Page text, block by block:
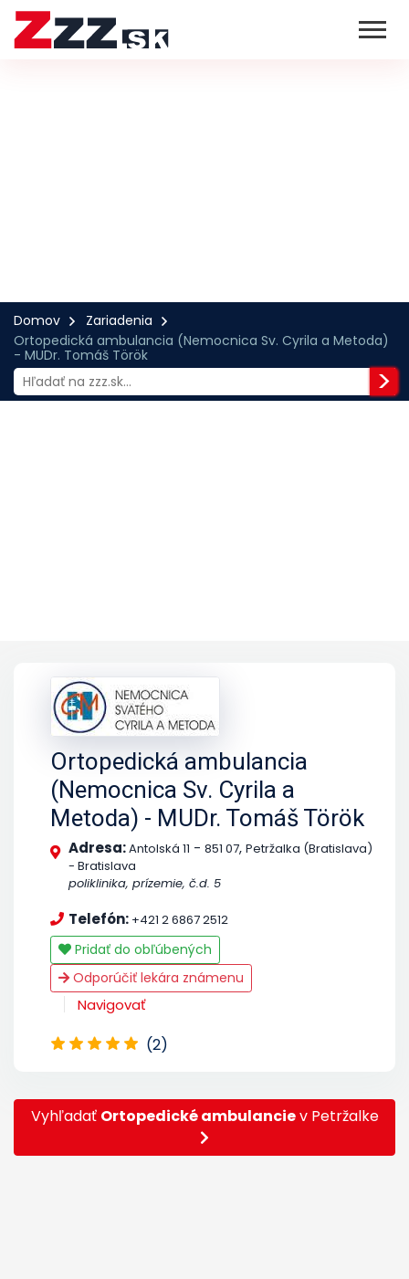
Domov
Zariadenia
Ortopedická ambulancia (Nemocnica Sv. Cyrila a Metoda)
- MUDr. Tomáš Török
Ortopedická ambulancia
(Nemocnica Sv. Cyrila a
Metoda) - MUDr. Tomáš Török
Adresa:Antolská 11 - 851 07, Petržalka (Bratislava)
- Bratislava
poliklinika, prízemie, č.d. 5
Telefón: +421 2 6867 2512
Pridať do obľúbených
Odporúčiť lekára známenu
Navigovať
(2)
Vyhľadať Ortopedické ambulancie v Petržalke